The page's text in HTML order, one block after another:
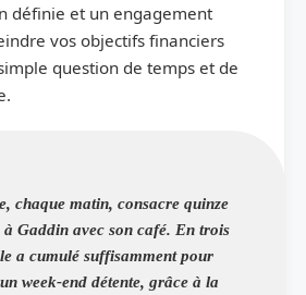
définie et un engagement
vos objectifs financiers
question de temps et de
chaque matin, consacre quinze
à Gaddin avec son café. En trois
a cumulé suffisamment pour
week-end détente, grâce à la